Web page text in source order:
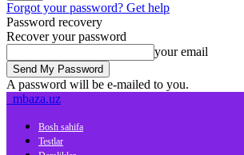
Forgot your password? Get help
Password recovery
Recover your password
your email
A password will be e-mailed to you.
mbaza.uz
Bosh sahifa
Testlar